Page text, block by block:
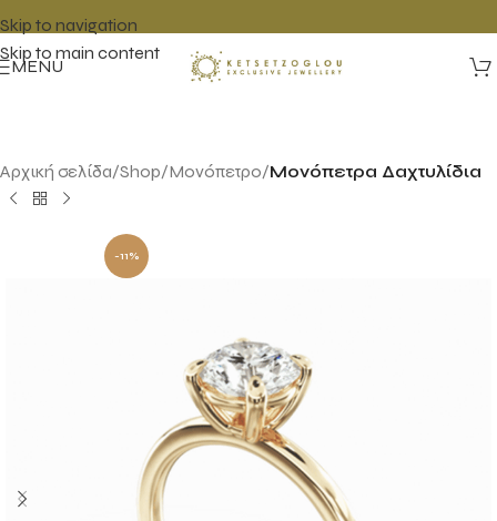
Skip to navigation
Skip to main content
MENU
Αρχική σελίδα Shop Μονόπετρο Μονόπετρα Δαχτυλίδια
-11%